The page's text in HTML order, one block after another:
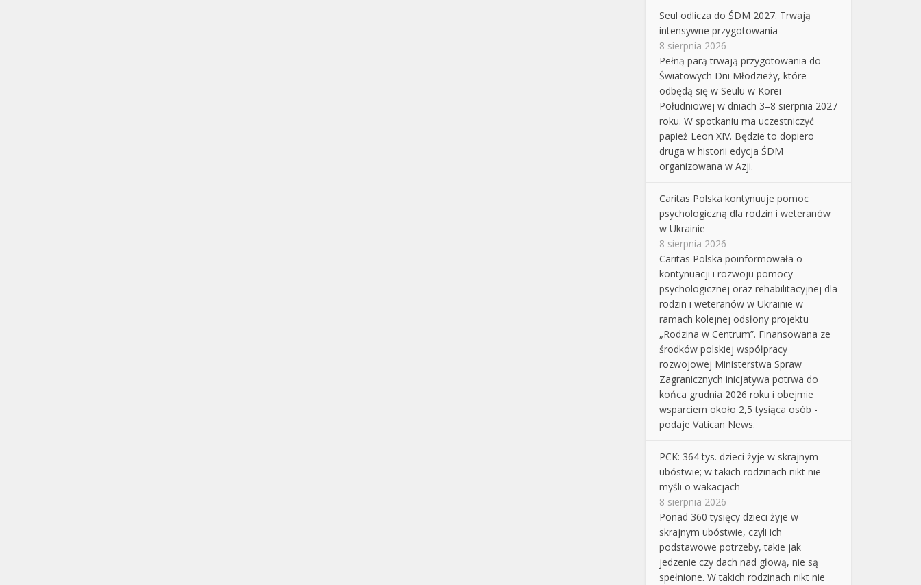
Seul odlicza do ŚDM 2027. Trwają
intensywne przygotowania
8 sierpnia 2026
Pełną parą trwają przygotowania do
Światowych Dni Młodzieży, które
odbędą się w Seulu w Korei
Południowej w dniach 3–8 sierpnia 2027
roku. W spotkaniu ma uczestniczyć
papież Leon XIV. Będzie to dopiero
druga w historii edycja ŚDM
organizowana w Azji.
Caritas Polska kontynuuje pomoc
psychologiczną dla rodzin i weteranów
w Ukrainie
8 sierpnia 2026
Caritas Polska poinformowała o
kontynuacji i rozwoju pomocy
psychologicznej oraz rehabilitacyjnej dla
rodzin i weteranów w Ukrainie w
ramach kolejnej odsłony projektu
„Rodzina w Centrum”. Finansowana ze
środków polskiej współpracy
rozwojowej Ministerstwa Spraw
Zagranicznych inicjatywa potrwa do
końca grudnia 2026 roku i obejmie
wsparciem około 2,5 tysiąca osób -
podaje Vatican News.
PCK: 364 tys. dzieci żyje w skrajnym
ubóstwie; w takich rodzinach nikt nie
myśli o wakacjach
8 sierpnia 2026
Ponad 360 tysięcy dzieci żyje w
skrajnym ubóstwie, czyli ich
podstawowe potrzeby, takie jak
jedzenie czy dach nad głową, nie są
spełnione. W takich rodzinach nikt nie